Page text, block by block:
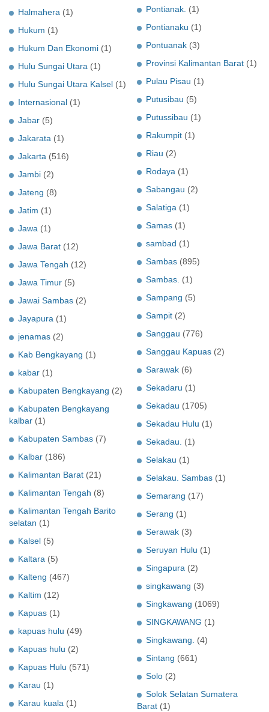
Halmahera (1)
Hukum (1)
Hukum Dan Ekonomi (1)
Hulu Sungai Utara (1)
Hulu Sungai Utara Kalsel (1)
Internasional (1)
Jabar (5)
Jakarata (1)
Jakarta (516)
Jambi (2)
Jateng (8)
Jatim (1)
Jawa (1)
Jawa Barat (12)
Jawa Tengah (12)
Jawa Timur (5)
Jawai Sambas (2)
Jayapura (1)
jenamas (2)
Kab Bengkayang (1)
kabar (1)
Kabupaten Bengkayang (2)
Kabupaten Bengkayang
kalbar (1)
Kabupaten Sambas (7)
Kalbar (186)
Kalimantan Barat (21)
Kalimantan Tengah (8)
Kalimantan Tengah Barito
selatan (1)
Kalsel (5)
Kaltara (5)
Kalteng (467)
Kaltim (12)
Kapuas (1)
kapuas hulu (49)
Kapuas hulu (2)
Kapuas Hulu (571)
Karau (1)
Karau kuala (1)
Pontianak. (1)
Pontianaku (1)
Pontuanak (3)
Provinsi Kalimantan Barat (1)
Pulau Pisau (1)
Putusibau (5)
Putussibau (1)
Rakumpit (1)
Riau (2)
Rodaya (1)
Sabangau (2)
Salatiga (1)
Samas (1)
sambad (1)
Sambas (895)
Sambas. (1)
Sampang (5)
Sampit (2)
Sanggau (776)
Sanggau Kapuas (2)
Sarawak (6)
Sekadaru (1)
Sekadau (1705)
Sekadau Hulu (1)
Sekadau. (1)
Selakau (1)
Selakau. Sambas (1)
Semarang (17)
Serang (1)
Serawak (3)
Seruyan Hulu (1)
Singapura (2)
singkawang (3)
Singkawang (1069)
SINGKAWANG (1)
Singkawang. (4)
Sintang (661)
Solo (2)
Solok Selatan Sumatera
Barat (1)